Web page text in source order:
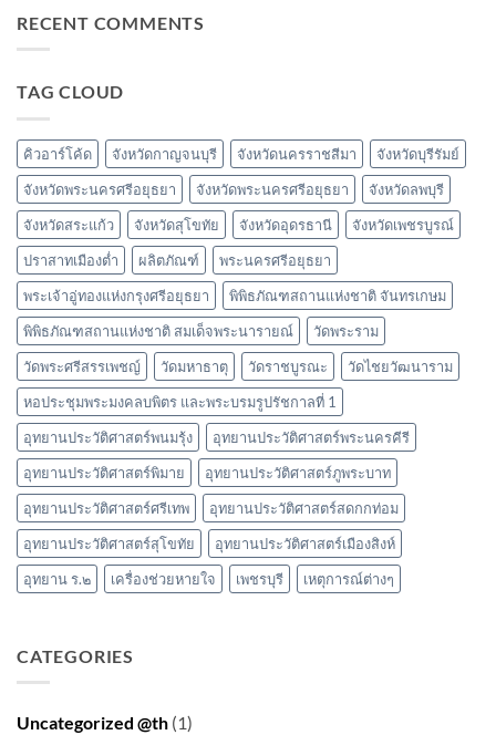
วัด
เกิด
เจดีย์
หลวง
RECENT COMMENTS
TAG CLOUD
คิวอาร์โค้ด จังหวัดกาญจนบุรี จังหวัดนครราชสีมา
จังหวัดบุรีรัมย์
จังหวัดพระนครศรีอยุธยา
จังหวัดพระนครศรีอยุธยา
จังหวัดลพบุรี
จังหวัดสระแก้ว
จังหวัดสุโขทัย จังหวัดอุดรธานี
จังหวัดเพชรบูรณ์
ปราสาทเมืองต่ำ
ผลิตภัณฑ์
พระนครศรีอยุธยา
พระเจ้าอู่ทองแห่งกรุงศรีอยุธยา
พิพิธภัณฑสถานแห่งชาติ จันทรเกษม
พิพิธภัณฑสถานแห่งชาติ สมเด็จพระนารายณ์
วัดพระราม
วัดพระศรีสรรเพชญ์
วัดมหาธาตุ วัดราชบูรณะ
วัดไชยวัฒนาราม
หอประชุมพระมงคลบพิตร และพระบรมรูปรัชกาลที่ 1
อุทยานประวัติศาสตร์พนมรุ้ง
อุทยานประวัติศาสตร์พระนครคีรี
อุทยานประวัติศาสตร์พิมาย
อุทยานประวัติศาสตร์ภูพระบาท
อุทยานประวัติศาสตร์ศรีเทพ
อุทยานประวัติศาสตร์สดกกท่อม
อุทยานประวัติศาสตร์สุโขทัย
อุทยานประวัติศาสตร์เมืองสิงห์
อุทยาน ร.๒
เครื่องช่วยหายใจ เพชรบุรี เหตุการณ์ต่างๆ
CATEGORIES
Uncategorized @th (1)